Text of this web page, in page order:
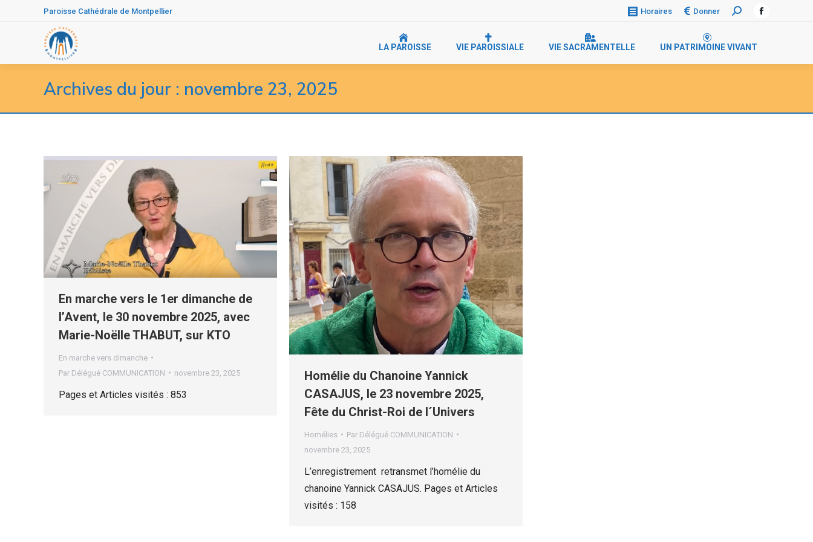
Paroisse Cathédrale de Montpellier Horaires Donner
Recherche
Facebook
in
LA PAROISSE VIE PAROISSIALE VIE SACRAMENTELLE UN PATRIMOINE VIVANT
Archives du jour : novembre 23, 2025
En marche vers le 1er dimanche de
l’Avent, le 30 novembre 2025, avec
Marie-Noëlle THABUT, sur KTO
En marche vers dimanche
Par Délégué COMMUNICATION novembre 23, 2025
Pages et Articles visités : 853
Homélie du Chanoine Yannick
CASAJUS, le 23 novembre 2025,
Fête du Christ-Roi de l´Univers
Homélies Par Délégué COMMUNICATION
novembre 23, 2025
L’enregistrement retransmet l’homélie du
chanoine Yannick CASAJUS. Pages et Articles
visités : 158